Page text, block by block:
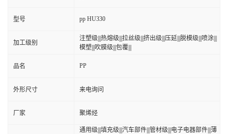
型号 pp HU330
加工级别
注塑级|||热熔级|||拉丝级|||挤出级|||压延|||脱模级|||喷涂|||
模塑|||吹膜级|||包覆|||
品名 PP
外形尺寸 来电询问
厂家 聚烯烃
通用级|||填充级|||汽车部件|||管材级|||电子电器部件|||薄